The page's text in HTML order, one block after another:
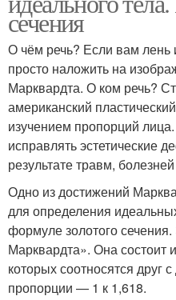
сечения
О чём речь? Если вам лень
просто наложить на
Марквардта. О ком речь?
американский
изучением пропорций
исправлять эстетические
результате травм,
Одно из достижений
для определения
формуле золотого
Марквардта». Она состоит
которых соотносятся друг
пропорции — 1 к 1,618.